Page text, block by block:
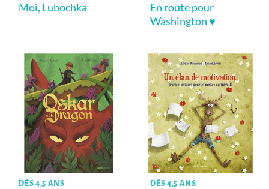
Moi, Lubochka
En route pour
Washington ♥
DÈS 4,5 ANS DÈS 4,5 ANS